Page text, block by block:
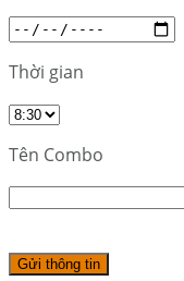
Thời gian
Tên Combo